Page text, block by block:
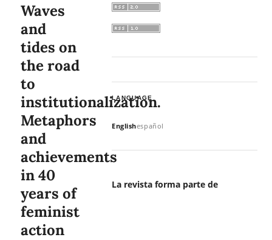
Waves
and
tides on
the road
to
institutionalization.
Metaphors
and
achievements
in 40
years of
feminist
action
LANGUAGE
Englishespañol
La revista forma parte de